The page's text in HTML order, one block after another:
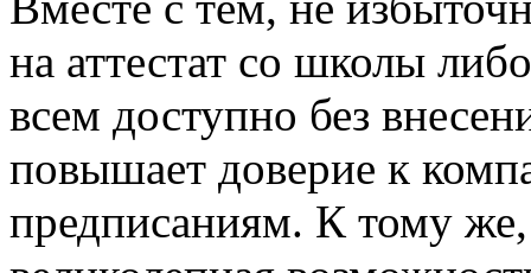
на аттестат со школы
всем доступно без
повышает доверие к
предписаниям. К тому